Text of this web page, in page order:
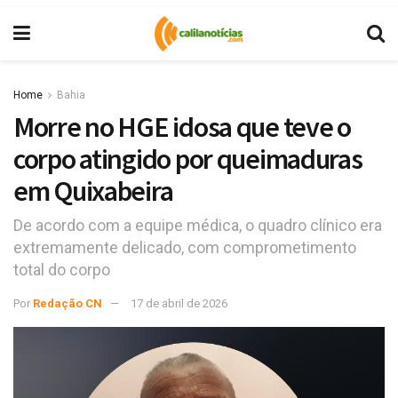
Home Bahia
Morre no HGE idosa que teve o
corpo atingido por queimaduras
em Quixabeira
De acordo com a equipe médica, o quadro clínico era
extremamente delicado, com comprometimento
total do corpo
Por Redação CN 17 de abril de 2026